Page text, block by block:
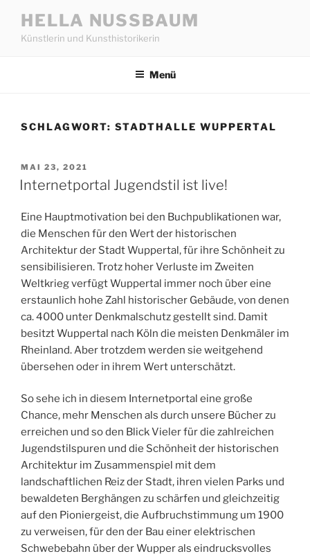
Inhalt
springen
HELLA NUSSBAUM
Künstlerin und Kunsthistorikerin
Menü
SCHLAGWORT: STADTHALLE WUPPERTAL
VERÖFFENTLICHT
AM
MAI 23, 2021
Internetportal Jugendstil ist live!
Eine Hauptmotivation bei den Buchpublikationen war,
die Menschen für den Wert der historischen
Architektur der Stadt Wuppertal, für ihre Schönheit zu
sensibilisieren. Trotz hoher Verluste im Zweiten
Weltkrieg verfügt Wuppertal immer noch über eine
erstaunlich hohe Zahl historischer Gebäude, von denen
ca. 4000 unter Denkmalschutz gestellt sind. Damit
besitzt Wuppertal nach Köln die meisten Denkmäler im
Rheinland. Aber trotzdem werden sie weitgehend
übersehen oder in ihrem Wert unterschätzt.
So sehe ich in diesem Internetportal eine große
Chance, mehr Menschen als durch unsere Bücher zu
erreichen und so den Blick Vieler für die zahlreichen
Jugendstilspuren und die Schönheit der historischen
Architektur im Zusammenspiel mit dem
landschaftlichen Reiz der Stadt, ihren vielen Parks und
bewaldeten Berghängen zu schärfen und gleichzeitig
auf den Pioniergeist, die Aufbruchstimmung um 1900
zu verweisen, für den der Bau einer elektrischen
Schwebebahn über der Wupper als eindrucksvolles